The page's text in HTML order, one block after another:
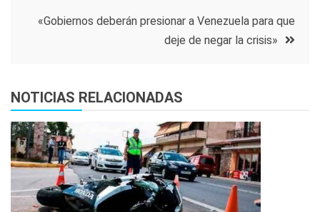
entradas
«Gobiernos deberán presionar a Venezuela para que
deje de negar la crisis»
NOTICIAS RELACIONADAS